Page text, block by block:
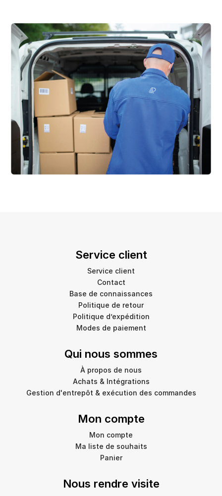
Service client
Service client
Contact
Base de connaissances
Politique de retour
Politique d’expédition
Modes de paiement
Qui nous sommes
À propos de nous
Achats & Intégrations
Gestion d'entrepôt & exécution des commandes
Mon compte
Mon compte
Ma liste de souhaits
Panier
Nous rendre visite